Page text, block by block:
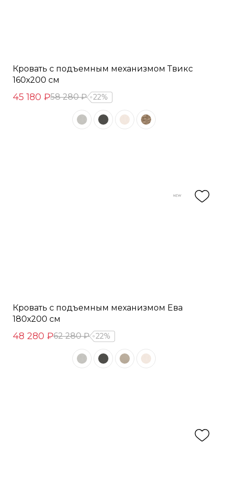
Кровать с подъемным механизмом Твикс
160х200 см
45 180 ₽58 280 ₽ 22%
Кровать с подъемным механизмом Ева
180х200 см
48 280 ₽62 280 ₽ 22%